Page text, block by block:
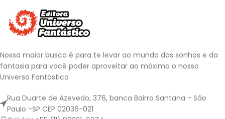
Nossa maior busca é para te levar ao mundo dos sonhos e da
fantasia para você poder aproveitar ao máximo o nosso
Universo Fantástico
Rua Duarte de Azevedo, 376, banca Bairro Santana - São
Paulo -SP CEP 02036-021